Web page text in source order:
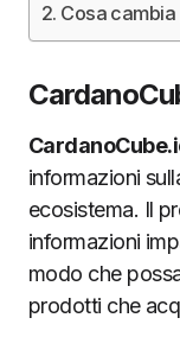
Cosa
informazioni
ecosistema. Il
informazioni
modo che
prodotti che